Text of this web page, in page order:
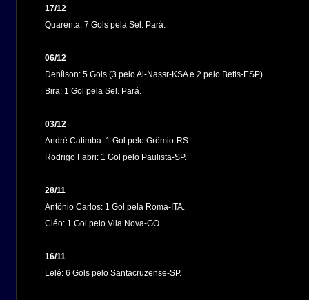
17/12
Quarenta: 7 Gols pela Sel. Pará.
06/12
Denílson: 5 Gols (3 pelo Al-Nassr-KSA e 2 pelo Betis-ESP).
Bira: 1 Gol pela Sel. Pará.
03/12
André Catimba: 1 Gol pelo Grêmio-RS.
Rodrigo Fabri: 1 Gol pelo Paulista-SP.
28/11
Antônio Carlos: 1 Gol pela Roma-ITA.
Cléo: 1 Gol pelo Vila Nova-GO.
16/11
Lelé: 6 Gols pelo Santacruzense-SP.